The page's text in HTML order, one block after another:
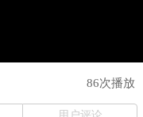
86次播放